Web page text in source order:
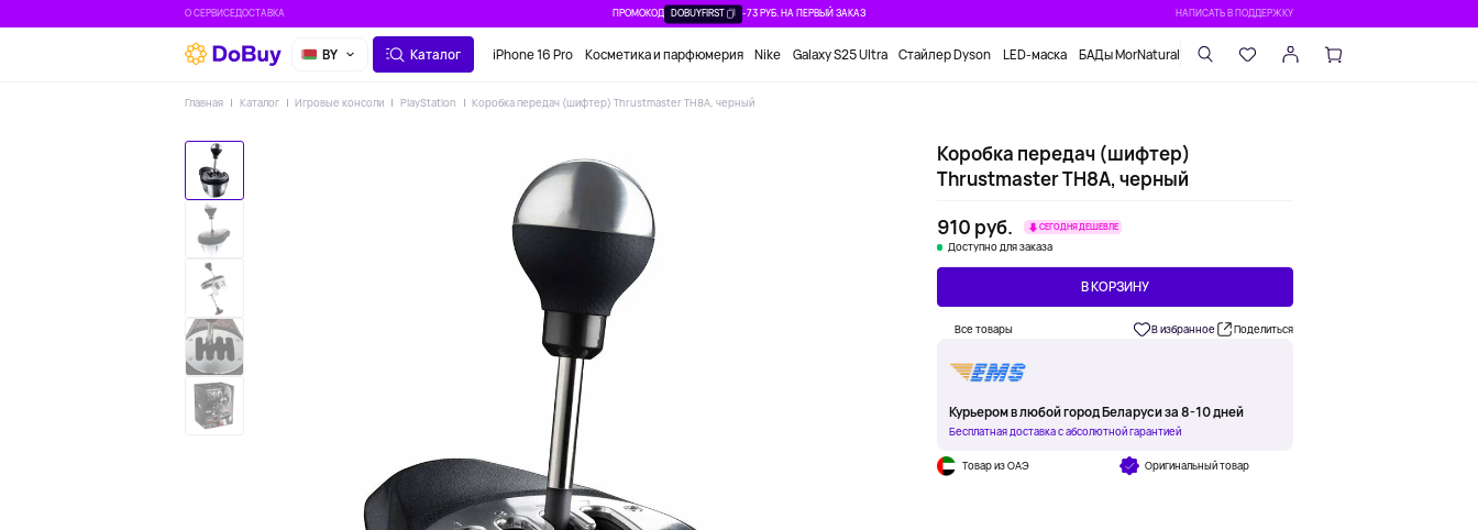
О СЕРВИСЕДОСТАВКА ПРОМОКОД DOBUYFIRST -73 РУБ. НА ПЕРВЫЙ ЗАКАЗ НАПИСАТЬ В ПОДДЕРЖКУ
BY Каталог iPhone 16 Pro Косметика и парфюмерия Nike Galaxy S25 Ultra Стайлер Dyson LED-маска БАДы MorNatural
Главная Каталог Игровые консоли PlayStation Коробка передач (шифтер) Thrustmaster TH8A, черный
Коробка передач (шифтер)
Thrustmaster TH8A, черный
910 руб.
СЕГОДНЯ ДЕШЕВЛЕ
Доступно для заказа
В КОРЗИНУ
Все товары В избранное Поделиться
Курьером в любой город Беларуси за 8-10 дней
Бесплатная доставка с абсолютной гарантией
Товар из ОАЭ Оригинальный товар